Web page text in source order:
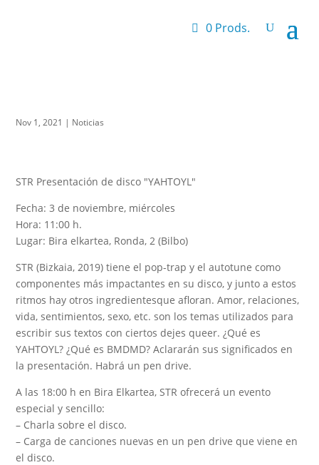
0 Prods.
Nov 1, 2021 | Noticias
STR Presentación de disco "YAHTOYL"
Fecha: 3 de noviembre, miércoles
Hora: 11:00 h.
Lugar: Bira elkartea, Ronda, 2 (Bilbo)
STR (Bizkaia, 2019) tiene el pop-trap y el autotune como
componentes más impactantes en su disco, y junto a estos
ritmos hay otros ingredientesque afloran. Amor, relaciones,
vida, sentimientos, sexo, etc. son los temas utilizados para
escribir sus textos con ciertos dejes queer. ¿Qué es
YAHTOYL? ¿Qué es BMDMD? Aclararán sus significados en
la presentación. Habrá un pen drive.
A las 18:00 h en Bira Elkartea, STR ofrecerá un evento
especial y sencillo:
– Charla sobre el disco.
– Carga de canciones nuevas en un pen drive que viene en
el disco.